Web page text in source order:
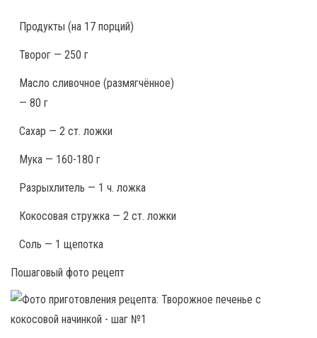
Продукты (на 17 порций)
Творог — 250 г
Масло сливочное (размягчённое)
— 80 г
Сахар — 2 ст. ложки
Мука — 160-180 г
Разрыхлитель — 1 ч. ложка
Кокосовая стружка — 2 ст. ложки
Соль — 1 щепотка
Пошаговый фото рецепт